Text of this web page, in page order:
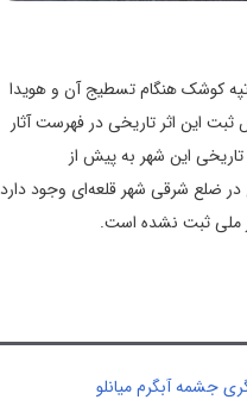
کوشک هنگام تسطیج آن و هویدا
این اثر تاریخی در فهرست آثار
کرد. از این رو قدمت تاریخی این شهر به پیش از
در ضلع شرقی شهر قلعه‌ای وجود دارد